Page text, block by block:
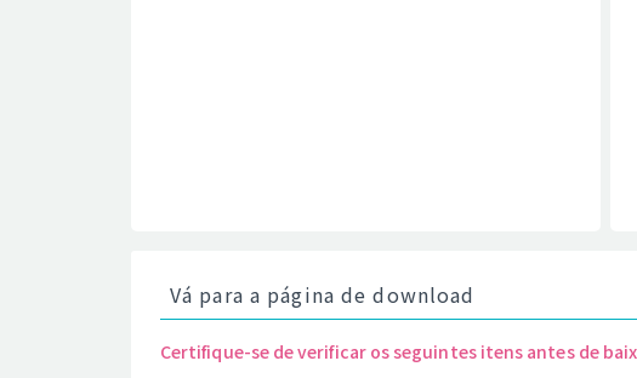
Vá para a página de download
Certifique-se de verificar os seguintes itens antes de